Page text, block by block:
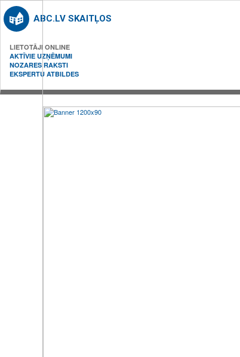
ABC.LV SKAITĻOS
LIETOTĀJI ONLINE
AKTĪVIE UZŅĒMUMI
NOZARES RAKSTI
EKSPERTU ATBILDES